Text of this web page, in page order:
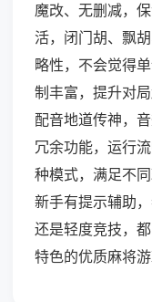
魔改、无删减，
活，闭门胡、飘
略性，不会觉得
制丰富，提升对
配音地道传神，
冗余功能，运行
种模式，满足不
新手有提示辅助
还是轻度竞技，
特色的优质麻将游